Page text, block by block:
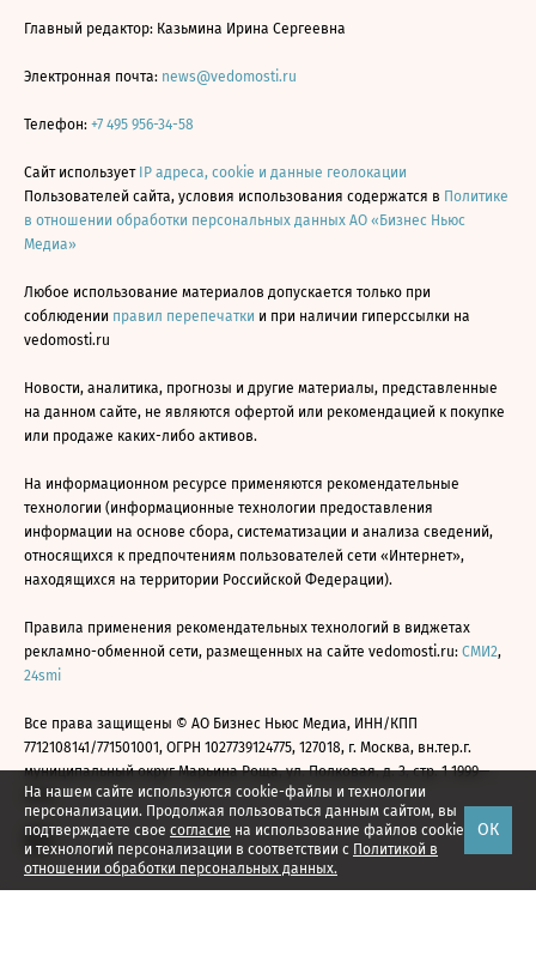
На нашем сайте используются cookie-файлы и технологии
персонализации. Продолжая пользоваться данным сайтом, вы
подтверждаете свое согласие на использование файлов cookie
и технологий персонализации в соответствии с Политикой в
отношении обработки персональных данных.
ОК
Главный редактор: Казьмина Ирина Сергеевна
Электронная почта: news@vedomosti.ru
Телефон: +7 495 956-34-58
Сайт использует IP адреса, cookie и данные геолокации
Пользователей сайта, условия использования содержатся в Политике
в отношении обработки персональных данных АО «Бизнес Ньюс
Медиа»
Любое использование материалов допускается только при
соблюдении правил перепечатки и при наличии гиперссылки на
vedomosti.ru
Новости, аналитика, прогнозы и другие материалы, представленные
на данном сайте, не являются офертой или рекомендацией к покупке
или продаже каких-либо активов.
На информационном ресурсе применяются рекомендательные
технологии (информационные технологии предоставления
информации на основе сбора, систематизации и анализа сведений,
относящихся к предпочтениям пользователей сети «Интернет»,
находящихся на территории Российской Федерации).
Правила применения рекомендательных технологий в виджетах
рекламно-обменной сети, размещенных на сайте vedomosti.ru: СМИ2,
24smi
Все права защищены © АО Бизнес Ньюс Медиа, ИНН/КПП
7712108141/771501001, ОГРН 1027739124775, 127018, г. Москва, вн.тер.г.
муниципальный округ Марьина Роща, ул. Полковая, д. 3, стр. 1 1999—
2026